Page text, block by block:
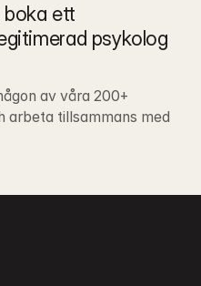
boka ett
psykolog
av våra 200+
arbeta tillsammans med